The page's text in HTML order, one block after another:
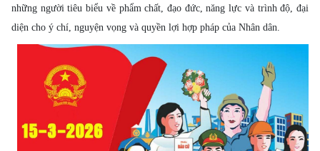
những người tiêu biểu về phẩm chất, đạo đức, năng lực và trình độ, đại
diện cho ý chí, nguyện vọng và quyền lợi hợp pháp của Nhân dân.